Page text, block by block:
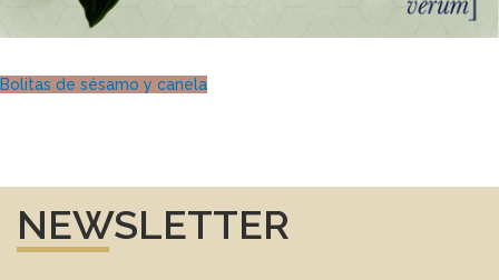
Bolitas de sésamo y canela
NEWSLETTER